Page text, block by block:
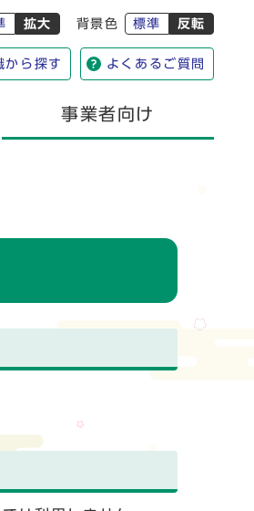
拡大 背景色 標準 反転
から探す よくあるご質問
事業者向け